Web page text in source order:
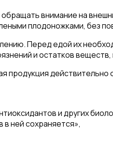
внимание на
плодоножками, без
Перед едой их
и остатков
продукция
и других
ней сохраняется»,